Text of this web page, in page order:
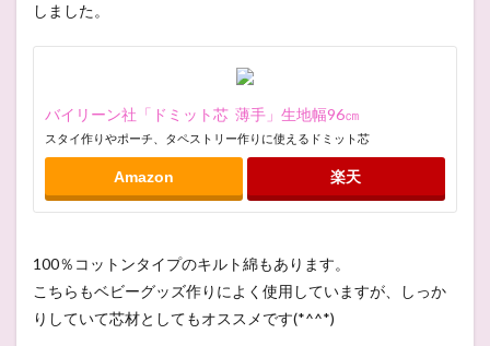
しました。
バイリーン社「ドミット芯 薄手」生地幅96㎝
スタイ作りやポーチ、タペストリー作りに使えるドミット芯
Amazon 楽天
100％コットンタイプのキルト綿もあります。
こちらもベビーグッズ作りによく使用していますが、しっか
りしていて芯材としてもオススメです(*^^*)